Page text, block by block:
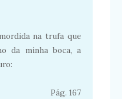
na trufa que
da minha boca, a
Pág. 167